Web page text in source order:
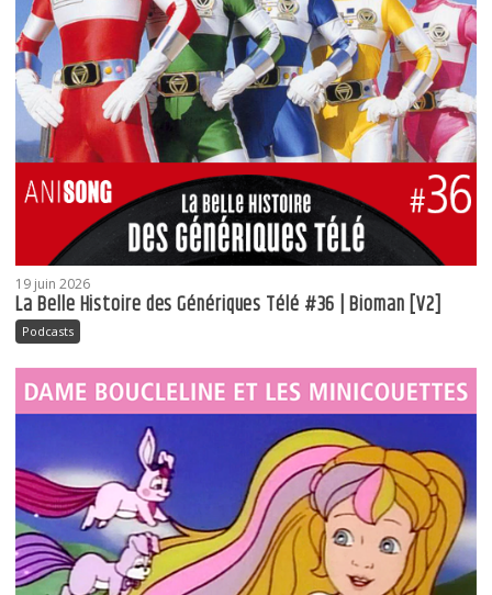
19 juin 2026
La Belle Histoire des Génériques Télé #36 | Bioman [V2]
Podcasts